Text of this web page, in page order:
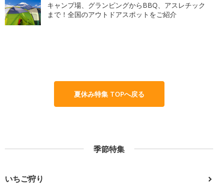
キャンプ場、グランピングからBBQ、アスレチック
まで！全国のアウトドアスポットをご紹介
夏休み特集 TOPへ戻る
季節特集
いちご狩り